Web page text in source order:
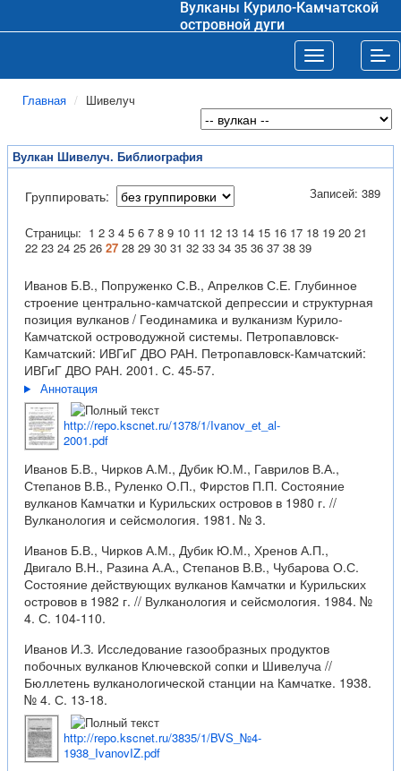
Вулканы Курило-Камчатской
островной дуги
Toggle
Главная Шивелуч
Вулкан Шивелуч. Библиография
Группировать: Записей: 389
Страницы: 1 2 3 4 5 6 7 8 9 10 11 12 13 14 15 16 17 18 19 20 21
22 23 24 25 26 27 28 29 30 31 32 33 34 35 36 37 38 39
Иванов Б.В., Попруженко С.В., Апрелков С.Е. Глубинное
строение центрально-камчатской депрессии и структурная
позиция вулканов / Геодинамика и вулканизм Курило-
Камчатской островодужной системы. Петропавловск-
Камчатский: ИВГиГ ДВО РАН. Петропавловск-Камчатский:
ИВГиГ ДВО РАН. 2001. С. 45-57.
Аннотация
http://repo.kscnet.ru/1378/1/Ivanov_et_al-
2001.pdf
Иванов Б.В., Чирков А.М., Дубик Ю.М., Гаврилов В.А.,
Степанов В.В., Руленко О.П., Фирстов П.П. Состояние
вулканов Камчатки и Курильских островов в 1980 г. //
Вулканология и сейсмология. 1981. № 3.
Иванов Б.В., Чирков А.М., Дубик Ю.М., Хренов А.П.,
Двигало В.Н., Разина А.А., Степанов В.В., Чубарова О.С.
Состояние действующих вулканов Камчатки и Курильских
островов в 1982 г. // Вулканология и сейсмология. 1984. №
4. С. 104-110.
Иванов И.З. Исследование газообразных продуктов
побочных вулканов Ключевской сопки и Шивелуча //
Бюллетень вулканологической станции на Камчатке. 1938.
№ 4. С. 13-18.
http://repo.kscnet.ru/3835/1/BVS_№4-
1938_IvanovIZ.pdf